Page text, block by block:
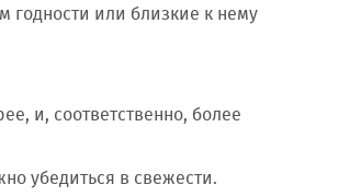
годности или близкие к нему
и, соответственно, более
убедиться в свежести.